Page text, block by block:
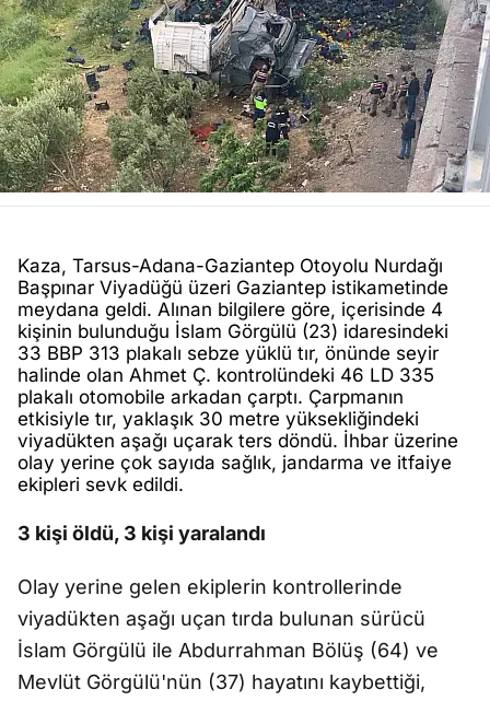
Kaza, Tarsus-Adana-Gaziantep Otoyolu Nurdağı
Başpınar Viyadüğü üzeri Gaziantep istikametinde
meydana geldi. Alınan bilgilere göre, içerisinde 4
kişinin bulunduğu İslam Görgülü (23) idaresindeki
33 BBP 313 plakalı sebze yüklü tır, önünde seyir
halinde olan Ahmet Ç. kontrolündeki 46 LD 335
plakalı otomobile arkadan çarptı. Çarpmanın
etkisiyle tır, yaklaşık 30 metre yüksekliğindeki
viyadükten aşağı uçarak ters döndü. İhbar üzerine
olay yerine çok sayıda sağlık, jandarma ve itfaiye
ekipleri sevk edildi.
3 kişi öldü, 3 kişi yaralandı
Olay yerine gelen ekiplerin kontrollerinde
viyadükten aşağı uçan tırda bulunan sürücü
İslam Görgülü ile Abdurrahman Bölüş (64) ve
Mevlüt Görgülü'nün (37) hayatını kaybettiği,